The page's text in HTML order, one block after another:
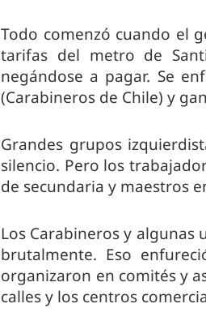
Todo comenzó cuando el
tarifas del metro de
negándose a pagar. Se
(Carabineros de Chile) y
Grandes grupos
silencio. Pero los
de secundaria y maestros
Los Carabineros y
brutalmente. Eso
organizaron en comités y
calles y los centros